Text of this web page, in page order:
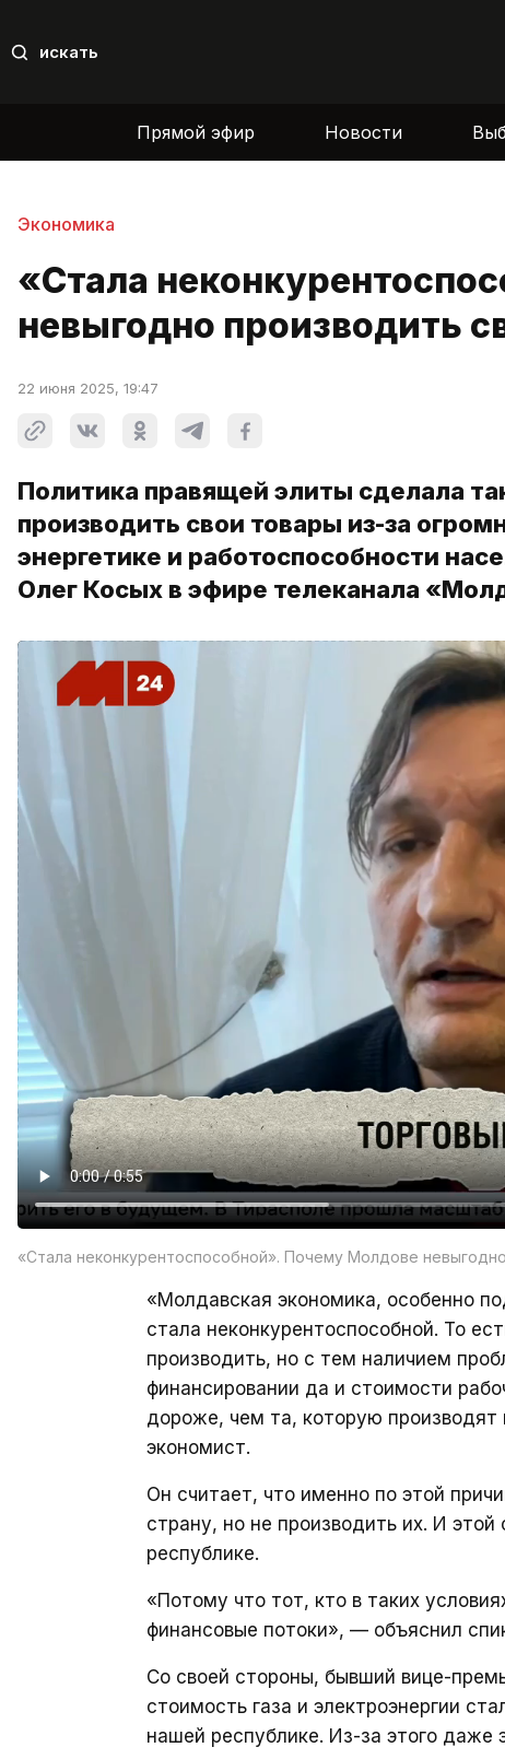
искать
Прямой эфир Новости
Экономика
«Стала
невыгодно производить
22 июня 2025, 19:47
Политика правящей элиты сделала
производить свои товары из-за
энергетике и работоспособности
Олег Косых в эфире телеканала
«Стала неконкурентоспособной». Почему Молдове
«Молдавская экономика, особенно
стала неконкурентоспособной. То
производить, но с тем наличием
финансировании да и стоимости
дороже, чем та, которую
экономист.
Он считает, что именно по этой
страну, но не производить их. И
республике.
«Потому что тот, кто в таких
финансовые потоки», — объяснил
Со своей стороны, бывший вице-
стоимость газа и электроэнергии
нашей республике. Из-за этого